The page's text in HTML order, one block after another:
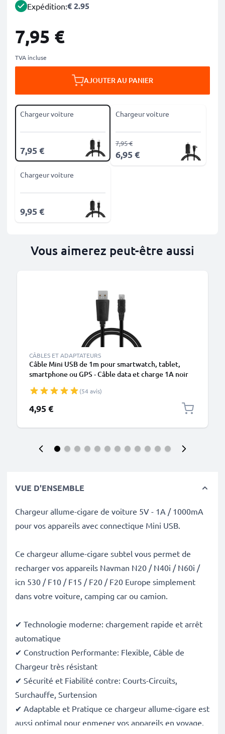
Expédition:€ 2.95
7,95 €
TVA incluse
AJOUTER AU PANIER
Chargeur voiture
7,95 €
Chargeur voiture
6,95 €
7,95 €
Chargeur voiture
9,95 €
Vous aimerez peut-être aussi
CÂBLES ET ADAPTATEURS
Câble Mini USB de 1m pour smartwatch, tablet,
smartphone ou GPS - Câble data et charge 1A noir
(54 avis)
4,95 €
VUE D'ENSEMBLE
Chargeur allume-cigare de voiture 5V - 1A / 1000mA
pour vos appareils avec connectique Mini USB.
Ce chargeur allume-cigare subtel vous permet de
recharger vos appareils Navman N20 / N40i / N60i /
icn 530 / F10 / F15 / F20 / F20 Europe simplement
dans votre voiture, camping car ou camion.
✔ Technologie moderne: chargement rapide et arrêt
automatique
✔ Construction Performante: Flexible, Câble de
Chargeur très résistant
✔ Sécurité et Fiabilité contre: Courts-Circuits,
Surchauffe, Surtension
✔ Adaptable et Pratique ce chargeur allume-cigare est
aussi optimal pour enmener vos appareils en voyage.